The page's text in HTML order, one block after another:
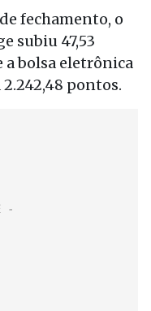
fechamento, o
subiu 47,53
a bolsa eletrônica
pontos.